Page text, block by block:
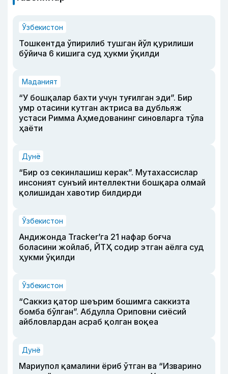
Ўзбекистон
Тошкентда ўпирилиб тушган йўл қурилиши
бўйича 6 кишига суд ҳукми ўқилди
Маданият
“У бошқалар бахти учун туғилган эди”. Бир
умр отасини кутган актриса ва дубльяж
устаси Римма Аҳмедованинг синовларга тўла
ҳаёти
Дунё
“Бир оз секинлашиш керак”. Мутахассислар
инсоният сунъий интеллектни бошқара олмай
қолишидан хавотир билдирди
Ўзбекистон
Андижонда Tracker’га 21 нафар боғча
боласини жойлаб, ЙТҲ содир этган аёлга суд
ҳукми ўқилди
Ўзбекистон
“Саккиз қатор шеърим бошимга саккизта
бомба бўлган”. Абдулла Ориповни сиёсий
айбловлардан асраб қолган воқеа
Дунё
Мариупол қамалини ёриб ўтган ва “Изварино